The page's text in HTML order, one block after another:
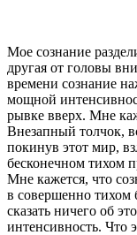
Мое сознание
другая от головы
времени сознание
мощной
рывке вверх. Мне
Внезапный толчок,
покинув этот мир,
беско­нечном тихом
Мне кажется, что
в совершенно тихом
сказать ничего об
интенсивность. Что